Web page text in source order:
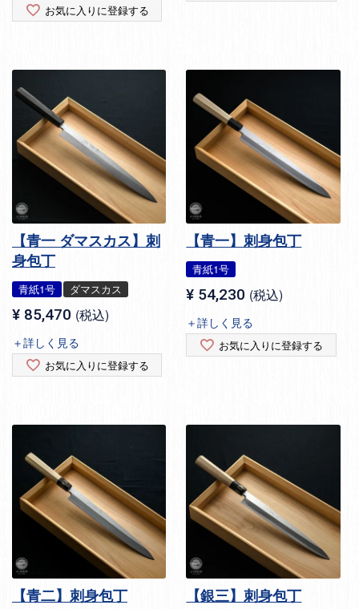
お気に入りに登録する
【青一 ダマスカス】刺
身包丁
青紙1号 ダマスカス
¥ 85,470 税込
＋詳しく見る
お気に入りに登録する
【青一】刺身包丁
青紙1号
¥ 54,230 税込
＋詳しく見る
お気に入りに登録する
【青二】刺身包丁 【銀三】刺身包丁